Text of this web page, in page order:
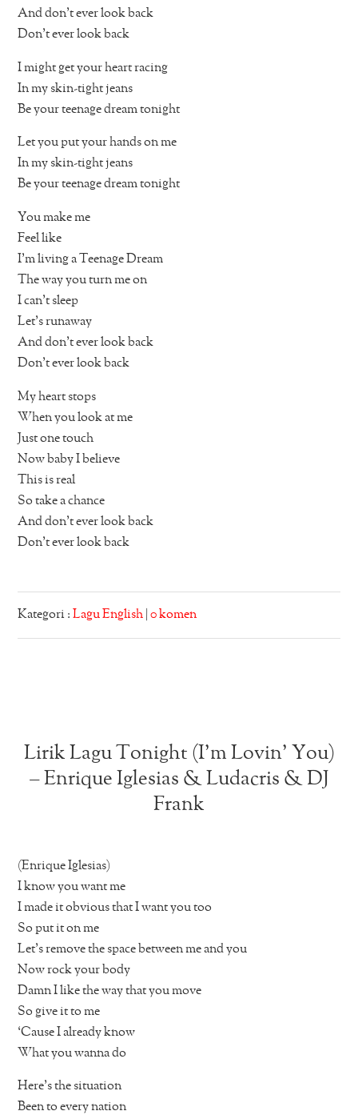
And don’t ever look back
Don’t ever look back
I might get your heart racing
In my skin-tight jeans
Be your teenage dream tonight
Let you put your hands on me
In my skin-tight jeans
Be your teenage dream tonight
You make me
Feel like
I’m living a Teenage Dream
The way you turn me on
I can’t sleep
Let’s runaway
And don’t ever look back
Don’t ever look back
My heart stops
When you look at me
Just one touch
Now baby I believe
This is real
So take a chance
And don’t ever look back
Don’t ever look back
Kategori :Lagu English |0 komen
Lirik Lagu Tonight (I’m Lovin’ You)
– Enrique Iglesias & Ludacris & DJ
Frank
(Enrique Iglesias)
I know you want me
I made it obvious that I want you too
So put it on me
Let’s remove the space between me and you
Now rock your body
Damn I like the way that you move
So give it to me
‘Cause I already know
What you wanna do
Here’s the situation
Been to every nation